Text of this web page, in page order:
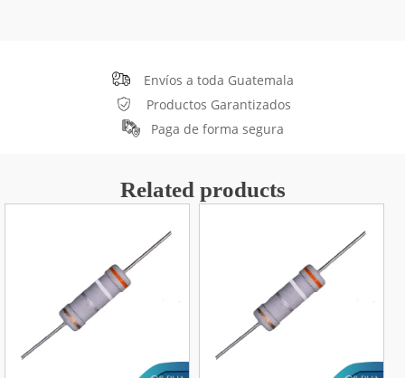
Envíos a toda Guatemala
Productos Garantizados
Paga de forma segura
Related products